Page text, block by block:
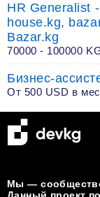
HR Generalist
house.kg,
Bazar.kg
70000 - 100000
Бизнес-
От 500 USD в
Мы —